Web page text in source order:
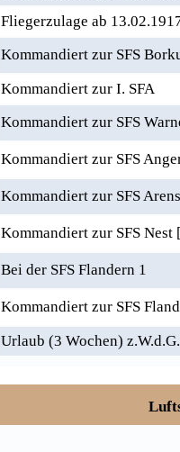
Fliegerzulage ab
Kommandiert zur SFS
Kommandiert zur I. SFA
Kommandiert zur SFS
Kommandiert zur SFS
Kommandiert zur SFS
Kommandiert zur SFS Nest
Bei der SFS Flandern 1
Kommandiert zur SFS
Urlaub (3 Wochen) z.W.d.G.